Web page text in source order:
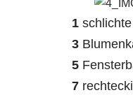
1
3
5
7